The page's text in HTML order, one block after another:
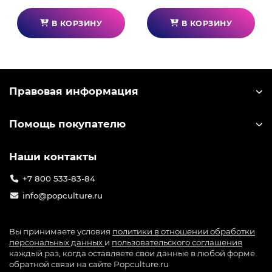
В КОРЗИНУ В КОРЗИНУ
Правовая информация
Помощь покупателю
Наши контакты
+7 800 533-83-84
info@popculture.ru
Вы принимаете условия политики в отношении обработки
персональных данных и пользовательского соглашения
каждый раз, когда оставляете свои данные в любой форме
обратной связи на сайте Popculture.ru